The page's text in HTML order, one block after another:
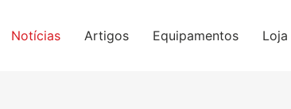
Notícias Artigos Equipamentos Loja